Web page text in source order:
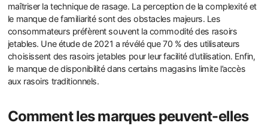
maîtriser la technique de rasage. La perception de la complexité et
le manque de familiarité sont des obstacles majeurs. Les
consommateurs préfèrent souvent la commodité des rasoirs
jetables. Une étude de 2021 a révélé que 70 % des utilisateurs
choisissent des rasoirs jetables pour leur facilité d’utilisation. Enfin,
le manque de disponibilité dans certains magasins limite l’accès
aux rasoirs traditionnels.
Comment les marques peuvent-elles